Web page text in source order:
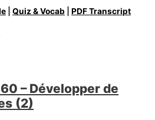
|Quiz & Vocab |PDF Transcript
– Développer de
(2)